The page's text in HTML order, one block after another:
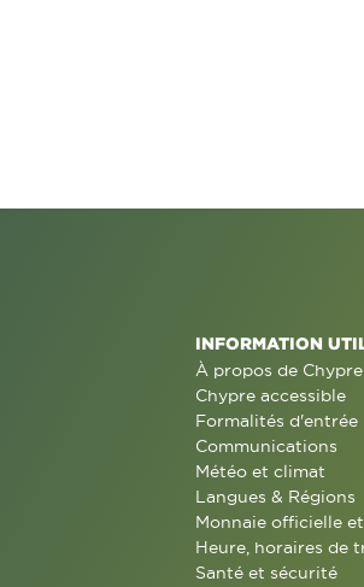
INFORMATION
À propos de Chypre
Chypre accessible
Formalités d'entrée
Communications
Météo et climat
Langues & Régions
Monnaie officielle
Heure, horaires de
Santé et sécurité